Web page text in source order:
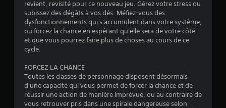
s
o
n
t
s
c
e
p
t
i
e
s
t
o
u
e
s
o
u
a
m
e
p
l
y
o
u
e
n
revient, revisité pour ce nouveau jeu. Gérez votre stress ou
subissez des dégâts à vos dés. Méfiez-vous des
dysfonctionnements qui s'accumulent dans votre système,
ou forcez la chance en espérant qu'elle sera de votre côté
et que vous pourrez faire plus de choses au cours de ce
cycle.
FORCEZ LA CHANCE
Toutes les classes de personnage disposent désormais
d'une capacité qui vous permet de forcer la chance et de
réussir une action de manière imprévue, ou au contraire de
vous retrouver pris dans une spirale dangereuse selon